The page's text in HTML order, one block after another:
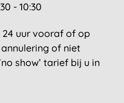
- 10:30
uur vooraf of op
of niet
show’ tarief bij u in